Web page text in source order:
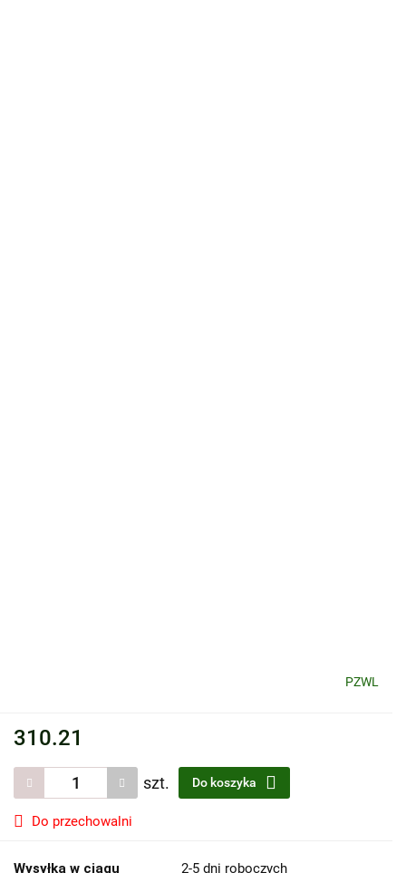
PZWL
310.21
szt. Do koszyka
Do przechowalni
Wysyłka w ciągu 2-5 dni roboczych